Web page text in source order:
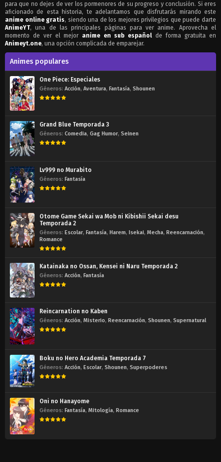
para que no dejes de ver los pormenores de su progreso y conclusión. Si eres
aficionado de esta historia, te adelantamos que disfrutarás mirando este
anime online gratis, siendo una de los mejores privilegios que puede darte
AnimeYT, una de las principales páginas para ver anime. Aprovecha el
momento de ver el mejor anime en sub español de forma gratuita en
Animeyt.one, una opción complicada de emparejar.
Animes populares
One Piece: Especiales
Géneros: Acción, Aventura, Fantasía, Shounen
Grand Blue Temporada 3
Géneros: Comedia, Gag Humor, Seinen
Lv999 no Murabito
Géneros: Fantasía
Otome Game Sekai wa Mob ni Kibishii Sekai desu
Temporada 2
Géneros: Escolar, Fantasía, Harem, Isekai, Mecha, Reencarnación,
Romance
Katainaka no Ossan, Kensei ni Naru Temporada 2
Géneros: Acción, Fantasía
Reincarnation no Kaben
Géneros: Acción, Misterio, Reencarnación, Shounen, Supernatural
Boku no Hero Academia Temporada 7
Géneros: Acción, Escolar, Shounen, Superpoderes
Oni no Hanayome
Géneros: Fantasía, Mitología, Romance